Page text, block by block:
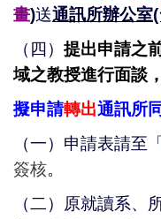
畫)送通訊所辦公室
（四） 提出申請之
域之教授進行面談
擬申請轉出通訊所
（一）申請表請至「
簽核。
（二） 原就讀系、